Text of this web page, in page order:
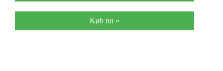
Køb nu »